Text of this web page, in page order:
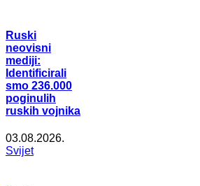
Ruski
neovisni
mediji:
Identificirali
smo 236.000
poginulih
ruskih vojnika
03.08.2026.
Svijet